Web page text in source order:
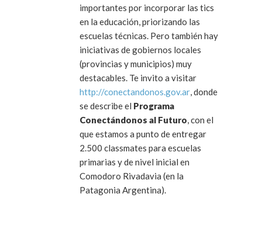
importantes por incorporar las tics
en la educación, priorizando las
escuelas técnicas. Pero también hay
iniciativas de gobiernos locales
(provincias y municipios) muy
destacables. Te invito a visitar
http://conectandonos.gov.ar, donde
se describe el Programa
Conectándonos al Futuro, con el
que estamos a punto de entregar
2.500 classmates para escuelas
primarias y de nivel inicial en
Comodoro Rivadavia (en la
Patagonia Argentina).